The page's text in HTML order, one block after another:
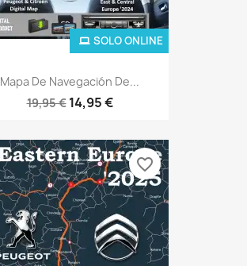
Mapa De Navegación De...
19,95 € 14,95 €
SOLO ONLINE
favorite_border